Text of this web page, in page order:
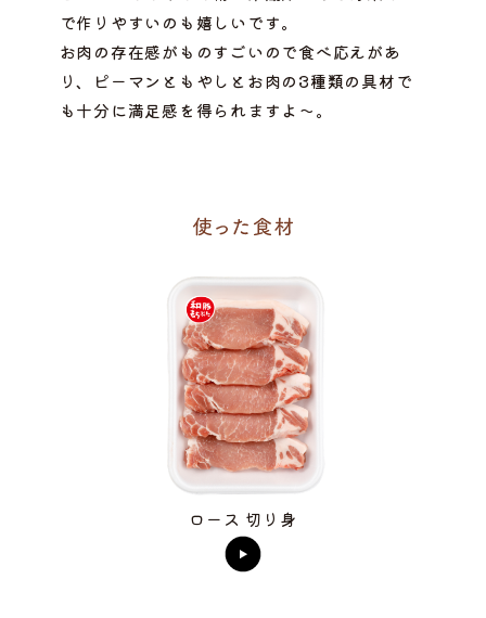
で作りやすいのも嬉しいです。
お肉の存在感がものすごいので食べ応えがあ
り、ピーマンともやしとお肉の3種類の具材で
も十分に満足感を得られますよ～。
ロース 切り身